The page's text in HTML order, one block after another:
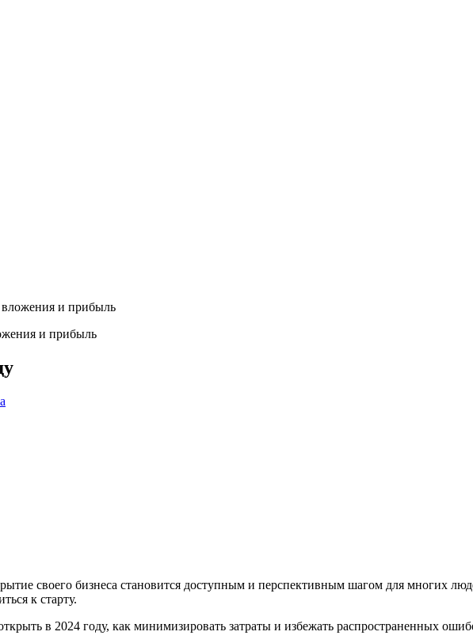
и прибыль
своего бизнеса становится доступным и перспективным шагом для многих
к старту.
в 2024 году, как минимизировать затраты и избежать распространенных